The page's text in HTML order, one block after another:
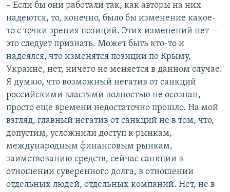
– Если бы они работали так, как авторы на них
надеются, то, конечно, было бы изменение какое-
то с точки зрения позиций. Этих изменений нет —
это следует признать. Может быть кто-то и
надеялся, что изменятся позиции по Крыму,
Украине, нет, ничего не меняется в данном случае.
Я думаю, что возможный негатив от санкций
российскими властями полностью не осознан,
просто еще времени недостаточно прошло. На мой
взгляд, главный негатив от санкций не в том, что,
допустим, усложнили доступ к рынкам,
международным финансовым рынкам,
заимствованию средств, сейчас санкции в
отношении суверенного долга, в отношении
отдельных людей, отдельных компаний. Нет, не в